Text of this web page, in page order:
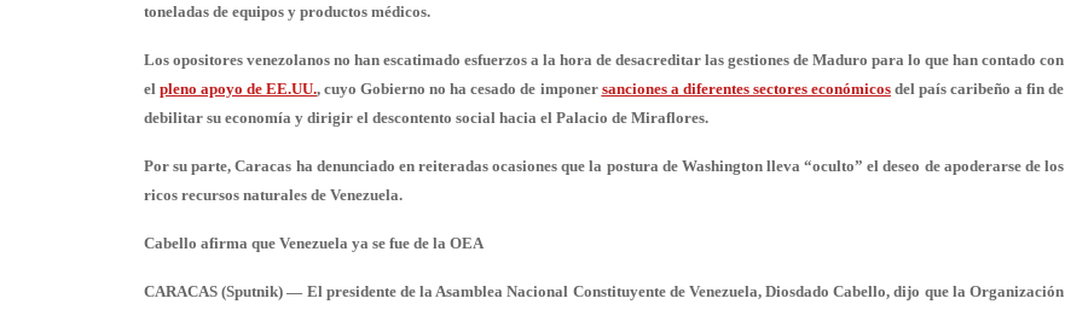
toneladas de equipos y productos médicos.
Los opositores venezolanos no han escatimado esfuerzos a la hora de desacreditar las gestiones de Maduro para lo que han contado con
elpleno apoyo de EE.UU., cuyo Gobierno no ha cesado de imponer sanciones a diferentes sectores económicosdel país caribeño a fin de
debilitar su economía y dirigir el descontento social hacia el Palacio de Miraflores.
Por su parte, Caracas ha denunciado en reiteradas ocasiones que la postura de Washington lleva “oculto” el deseo de apoderarse de los
ricos recursos naturales de Venezuela.
Cabello afirma que Venezuela ya se fue de la OEA
CARACAS (Sputnik) — El presidente de la Asamblea Nacional Constituyente de Venezuela, Diosdado Cabello, dijo que la Organización